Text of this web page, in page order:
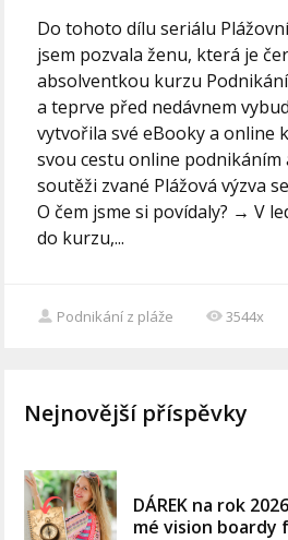
Do tohoto dílu seriálu
jsem pozvala ženu, která je
absolventkou kurzu
a teprve před nedávnem
vytvořila své eBooky a online
svou cestu online podnikáním
soutěži zvané Plážová výzva
O čem jsme si povídaly? → V
do kurzu,...
Podnikání z pláže 3544x
Nejnovější příspěvky
DÁREK na rok
mé vision boardy